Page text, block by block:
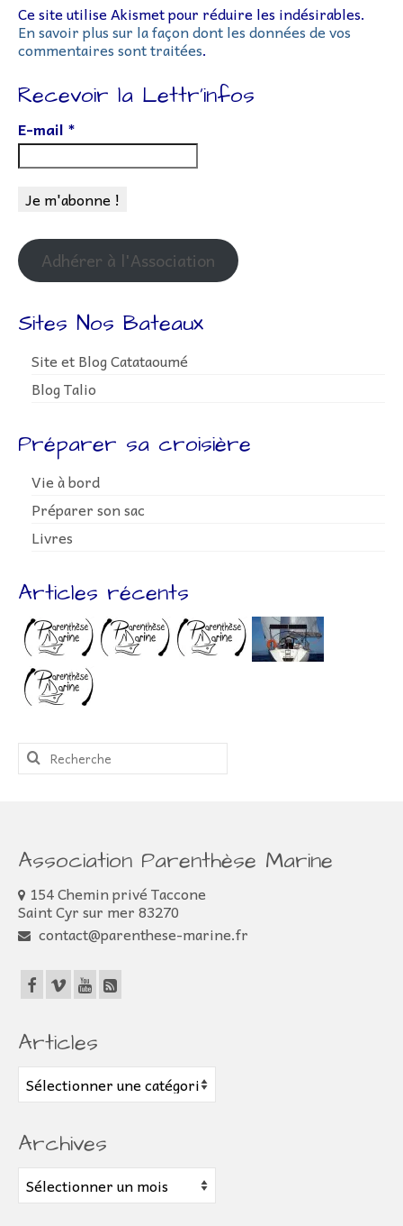
Ce site utilise Akismet pour réduire les indésirables.
En savoir plus sur la façon dont les données de vos
commentaires sont traitées.
Recevoir la Lettr’infos
E-mail *
Adhérer à l'Association
Sites Nos Bateaux
Site et Blog Catataoumé
Blog Talio
Préparer sa croisière
Vie à bord
Préparer son sac
Livres
Articles récents
Rechercher
:
Association Parenthèse Marine
154 Chemin privé Taccone
Saint Cyr sur mer 83270
contact@parenthese-marine.fr
Articles
Articles
Archives
Archives